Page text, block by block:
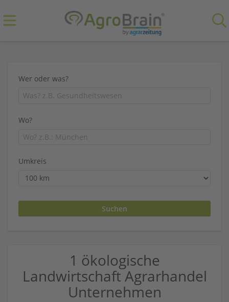
Wer oder was?
Wo?
Umkreis
1 ökologische
Landwirtschaft Agrarhandel
Unternehmen